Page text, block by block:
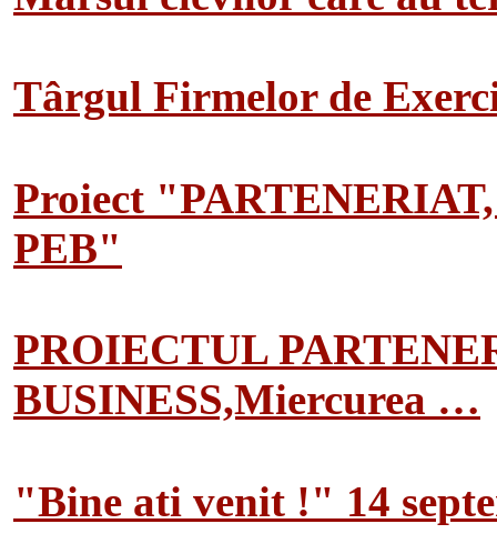
Târgul Firmelor de
Proiect
PEB"
PROIECTUL
BUSINESS,Miercurea …
"Bine ati venit !" 14